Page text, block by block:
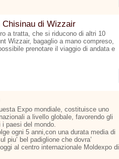
di Wizzair
a tratta, che si riducono di altri 10
Wizzair, bagaglio a mano compreso,
prenotare il viaggio di andata e
Expo mondiale, costituisce uno
a livello globale, favorendo gli
paesi del mondo.
ogni 5 anni,con una durata media di
piu’ bel padiglione che dovra’
al centro internazionale Moldexpo di